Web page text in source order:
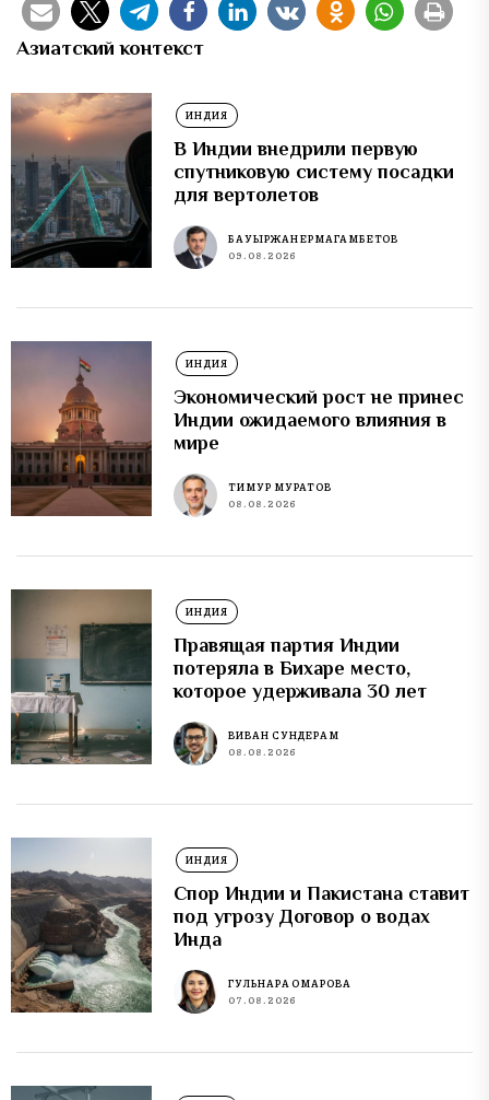
Азиатский контекст
ИНДИЯ
В Индии внедрили первую
спутниковую систему посадки
для вертолетов
БАУЫРЖАН ЕРМАГАМБЕТОВ
09.08.2026
ИНДИЯ
Экономический рост не принес
Индии ожидаемого влияния в
мире
ТИМУР МУРАТОВ
08.08.2026
ИНДИЯ
Правящая партия Индии
потеряла в Бихаре место,
которое удерживала 30 лет
ВИВАН СУНДЕРАМ
08.08.2026
ИНДИЯ
Спор Индии и Пакистана ставит
под угрозу Договор о водах
Инда
ГУЛЬНАРА ОМАРОВА
07.08.2026